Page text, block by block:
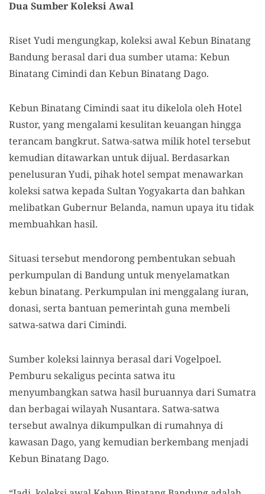
Dua Sumber Koleksi Awal
Riset Yudi mengungkap, koleksi awal Kebun Binatang
Bandung berasal dari dua sumber utama: Kebun
Binatang Cimindi dan Kebun Binatang Dago.
Kebun Binatang Cimindi saat itu dikelola oleh Hotel
Rustor, yang mengalami kesulitan keuangan hingga
terancam bangkrut. Satwa-satwa milik hotel tersebut
kemudian ditawarkan untuk dijual. Berdasarkan
penelusuran Yudi, pihak hotel sempat menawarkan
koleksi satwa kepada Sultan Yogyakarta dan bahkan
melibatkan Gubernur Belanda, namun upaya itu tidak
membuahkan hasil.
Situasi tersebut mendorong pembentukan sebuah
perkumpulan di Bandung untuk menyelamatkan
kebun binatang. Perkumpulan ini menggalang iuran,
donasi, serta bantuan pemerintah guna membeli
satwa-satwa dari Cimindi.
Sumber koleksi lainnya berasal dari Vogelpoel.
Pemburu sekaligus pecinta satwa itu
menyumbangkan satwa hasil buruannya dari Sumatra
dan berbagai wilayah Nusantara. Satwa-satwa
tersebut awalnya dikumpulkan di rumahnya di
kawasan Dago, yang kemudian berkembang menjadi
Kebun Binatang Dago.